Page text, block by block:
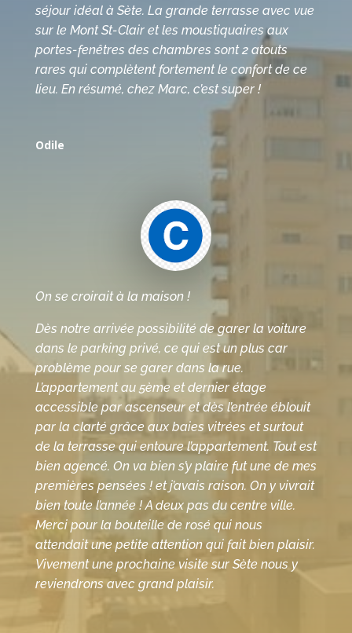
séjour idéal à Sète. La grande terrasse avec vue
sur le Mont St-Clair et les moustiquaires aux
portes-fenêtres des chambres sont 2 atouts
rares qui complètent fortement le confort de ce
lieu. En résumé, chez Marc, c’est super !
Odile
On se croirait à la maison !
Dès notre arrivée possibilité de garer la voiture
dans le parking privé, ce qui est un plus car
problème pour se garer dans la rue.
L’appartement au 5ème et dernier étage
accessible par ascenseur et dès l’entrée éblouit
par la clarté grâce aux baies vitrées et surtout
de la terrasse qui entoure l’appartement. Tout est
bien agencé. On va bien s’y plaire fut une de mes
premières pensées ! et j’avais raison. On y vivrait
bien toute l’année ! A deux pas du centre ville.
Merci pour la bouteille de rosé qui nous
attendait une petite attention qui fait bien plaisir.
Vivement une prochaine visite sur Sète nous y
reviendrons avec grand plaisir.